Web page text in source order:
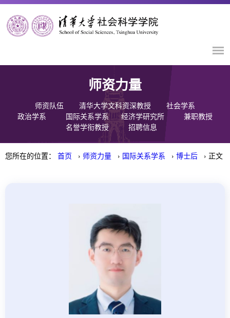
师资力量
师资队伍 清华大学文科资深教授
社会学系
政治学系
国际关系学系 经济学研究所
兼职教授
名誉学衔教授
招聘信息
您所在的位置： 首页 › 师资力量 › 国际关系学系 › 博士后 › 正文